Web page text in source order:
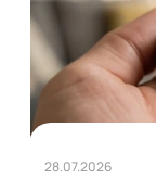
28.07.2026